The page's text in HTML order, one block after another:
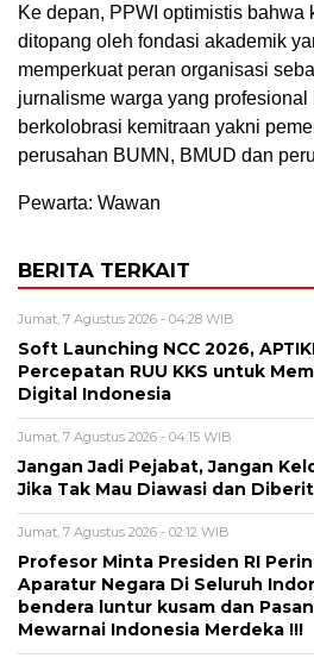
Ke depan, PPWI optimistis bahwa
ditopang oleh fondasi akademik
memperkuat peran organisasi
jurnalisme warga yang
berkolobrasi kemitraan yakni
perusahan BUMN, BMUD dan
Pewarta: Wawan
BERITA TERKAIT
Jumat, 7 Agustus 2026 - 04:28 WIB
Soft Launching NCC 2026,
Percepatan RUU KKS untuk
Digital Indonesia
Jumat, 7 Agustus 2026 - 04:15 WIB
Jangan Jadi Pejabat, Jangan
Jika Tak Mau Diawasi dan
Jumat, 7 Agustus 2026 - 02:12 WIB
Profesor Minta Presiden RI
Aparatur Negara Di Seluruh
bendera luntur kusam dan
Mewarnai Indonesia Merdeka !!!